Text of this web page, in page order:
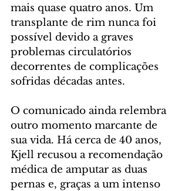
mais quase quatro anos. Um
transplante de rim nunca foi
possível devido a graves
problemas circulatórios
decorrentes de complicações
sofridas décadas antes.
O comunicado ainda relembra
outro momento marcante de
sua vida. Há cerca de 40 anos,
Kjell recusou a recomendação
médica de amputar as duas
pernas e, graças a um intenso